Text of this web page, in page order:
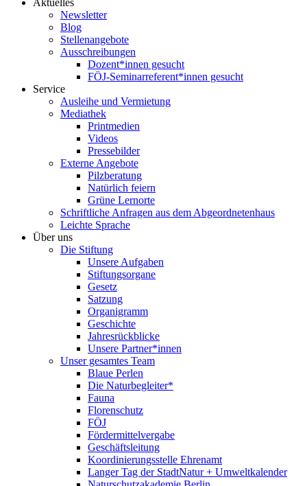
Aktuelles
Newsletter
Blog
Stellenangebote
Ausschreibungen
Dozent*innen gesucht
FÖJ-Seminarreferent*innen gesucht
Service
Ausleihe und Vermietung
Mediathek
Printmedien
Videos
Pressebilder
Externe Angebote
Pilzberatung
Natürlich feiern
Grüne Lernorte
Schriftliche Anfragen aus dem Abgeordnetenhaus
Leichte Sprache
Über uns
Die Stiftung
Unsere Aufgaben
Stiftungsorgane
Gesetz
Satzung
Organigramm
Geschichte
Jahresrückblicke
Unsere Partner*innen
Unser gesamtes Team
Blaue Perlen
Die Naturbegleiter*
Fauna
Florenschutz
FÖJ
Fördermittelvergabe
Geschäftsleitung
Koordinierungsstelle Ehrenamt
Langer Tag der StadtNatur + Umweltkalender